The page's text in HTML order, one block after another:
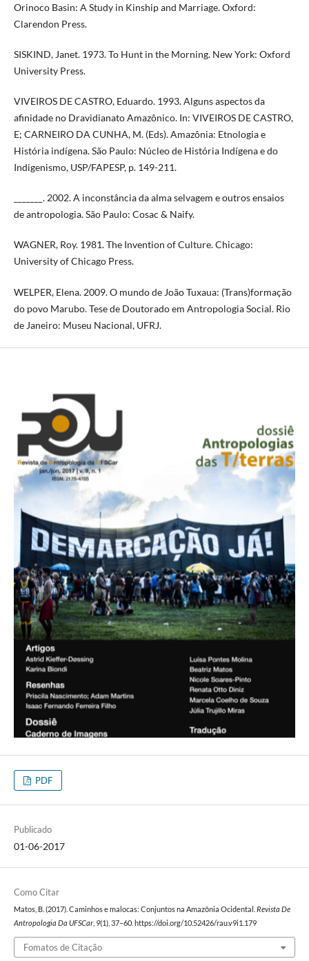
Orinoco Basin: A Study in Kinship and Marriage. Oxford:
Clarendon Press.
SISKIND, Janet. 1973. To Hunt in the Morning. New York: Oxford
University Press.
VIVEIROS DE CASTRO, Eduardo. 1993. Alguns aspectos da
afinidade no Dravidianato Amazônico. In: VIVEIROS DE CASTRO,
E; CARNEIRO DA CUNHA, M. (Eds). Amazônia: Etnologia e
História indígena. São Paulo: Núcleo de História Indígena e do
Indigenismo, USP/FAPESP, p. 149-211.
_______. 2002. A inconstância da alma selvagem e outros ensaios
de antropologia. São Paulo: Cosac & Naify.
WAGNER, Roy. 1981. The Invention of Culture. Chicago:
University of Chicago Press.
WELPER, Elena. 2009. O mundo de João Tuxaua: (Trans)formação
do povo Marubo. Tese de Doutorado em Antropologia Social. Rio
de Janeiro: Museu Nacional, UFRJ.
PDF
Publicado
01-06-2017
Como Citar
Matos, B. (2017). Caminhos e malocas: Conjuntos na Amazônia Ocidental. Revista De
Antropologia Da UFSCar, 9(1), 37–60. https://doi.org/10.52426/rau.v9i1.179
Fomatos de Citação